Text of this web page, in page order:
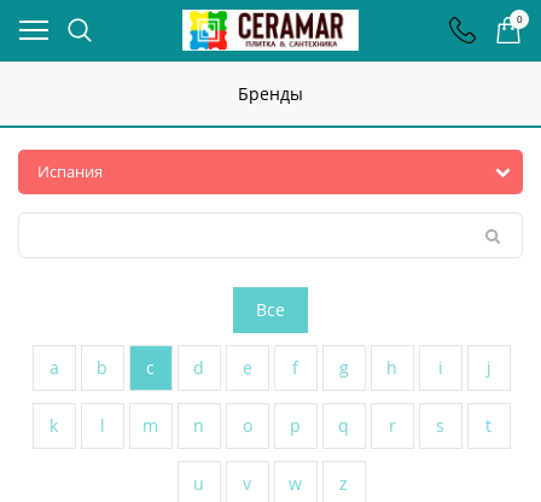
0
Бренды
Все
a b c d e f g h i j
k l m n o p q r s t
u v w z